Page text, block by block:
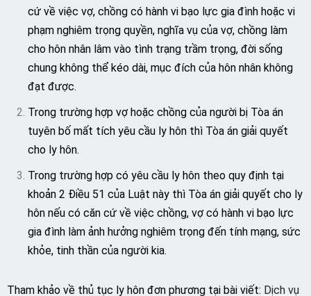
cứ về việc vợ, chồng có hành vi bạo lực gia đình hoặc vi
phạm nghiêm trọng quyền, nghĩa vụ của vợ, chồng làm
cho hôn nhân lâm vào tình trạng trầm trọng, đời sống
chung không thể kéo dài, mục đích của hôn nhân không
đạt được.
Trong trường hợp vợ hoặc chồng của người bị Tòa án
tuyên bố mất tích yêu cầu ly hôn thì Tòa án giải quyết
cho ly hôn.
Trong trường hợp có yêu cầu ly hôn theo quy định tại
khoản 2 Điều 51 của Luật này thì Tòa án giải quyết cho ly
hôn nếu có căn cứ về việc chồng, vợ có hành vi bạo lực
gia đình làm ảnh hưởng nghiêm trọng đến tính mạng, sức
khỏe, tinh thần của người kia.
Tham khảo về thủ tục ly hôn đơn phương tại bài viết: Dịch vụ